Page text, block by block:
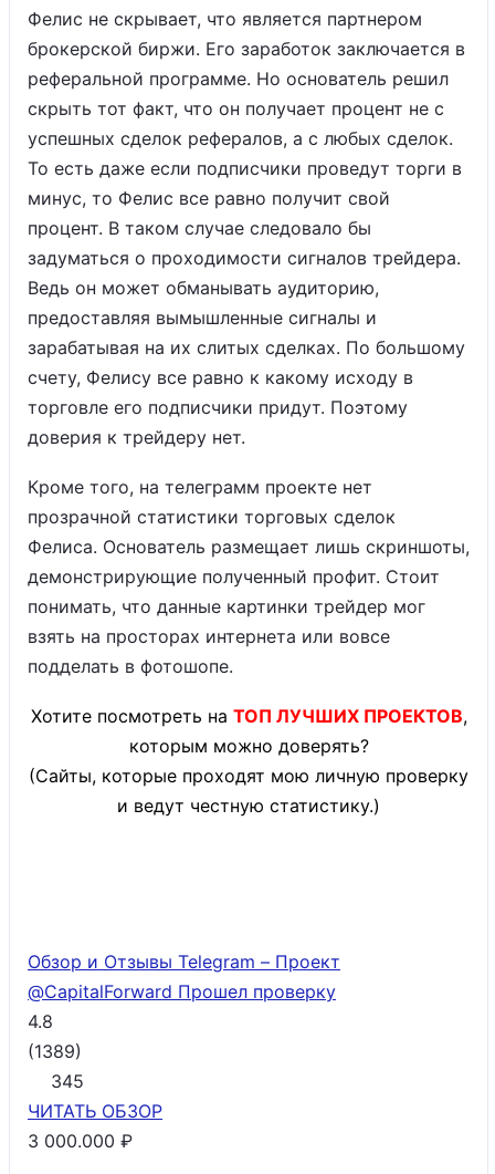
Фелис не скрывает, что является партнером
брокерской биржи. Его заработок заключается в
реферальной программе. Но основатель решил
скрыть тот факт, что он получает процент не с
успешных сделок рефералов, а с любых сделок.
То есть даже если подписчики проведут торги в
минус, то Фелис все равно получит свой
процент. В таком случае следовало бы
задуматься о проходимости сигналов трейдера.
Ведь он может обманывать аудиторию,
предоставляя вымышленные сигналы и
зарабатывая на их слитых сделках. По большому
счету, Фелису все равно к какому исходу в
торговле его подписчики придут. Поэтому
доверия к трейдеру нет.
Кроме того, на телеграмм проекте нет
прозрачной статистики торговых сделок
Фелиса. Основатель размещает лишь скриншоты,
демонстрирующие полученный профит. Стоит
понимать, что данные картинки трейдер мог
взять на просторах интернета или вовсе
подделать в фотошопе.
Хотите посмотреть на ТОП ЛУЧШИХ ПРОЕКТОВ,
которым можно доверять?
(Сайты, которые проходят мою личную проверку
и ведут честную статистику.)
Обзор и Отзывы Telegram – Проект
@CapitalForward Прошел проверку
4.8
(1389)
345
ЧИТАТЬ ОБЗОР
3 000.000 ₽